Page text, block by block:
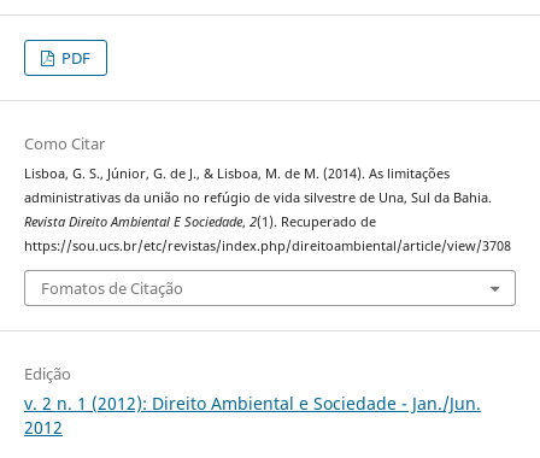
PDF
Como Citar
Lisboa, G. S., Júnior, G. de J., & Lisboa, M. de M. (2014). As limitações
administrativas da união no refúgio de vida silvestre de Una, Sul da Bahia.
Revista Direito Ambiental E Sociedade, 2(1). Recuperado de
https://sou.ucs.br/etc/revistas/index.php/direitoambiental/article/view/3708
Fomatos de Citação
Edição
v. 2 n. 1 (2012): Direito Ambiental e Sociedade - Jan./Jun.
2012